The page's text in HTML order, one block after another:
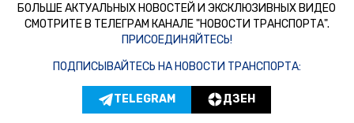
БОЛЬШЕ АКТУАЛЬНЫХ НОВОСТЕЙ И ЭКСКЛЮЗИВНЫХ ВИДЕО
СМОТРИТЕ В ТЕЛЕГРАМ КАНАЛЕ "НОВОСТИ ТРАНСПОРТА".
ПРИСОЕДИНЯЙТЕСЬ!
ПОДПИСЫВАЙТЕСЬ НА НОВОСТИ ТРАНСПОРТА:
TELEGRAM ДЗЕН